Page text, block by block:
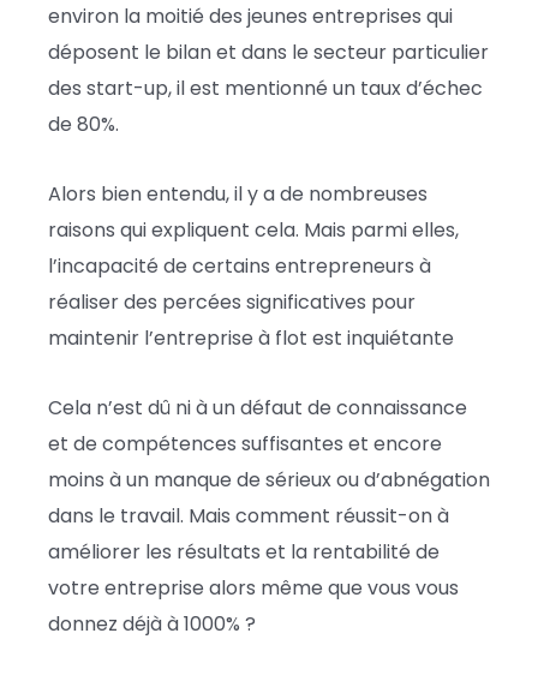
environ la moitié des jeunes entreprises qui
déposent le bilan et dans le secteur particulier
des start-up, il est mentionné un taux d’échec
de 80%.
Alors bien entendu, il y a de nombreuses
raisons qui expliquent cela. Mais parmi elles,
l’incapacité de certains entrepreneurs à
réaliser des percées significatives pour
maintenir l’entreprise à flot est inquiétante
Cela n’est dû ni à un défaut de connaissance
et de compétences suffisantes et encore
moins à un manque de sérieux ou d’abnégation
dans le travail. Mais comment réussit-on à
améliorer les résultats et la rentabilité de
votre entreprise alors même que vous vous
donnez déjà à 1000% ?